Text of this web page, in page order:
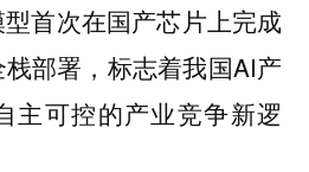
首次在国产芯片上完成
部署，标志着我国AI产
主可控的产业竞争新逻